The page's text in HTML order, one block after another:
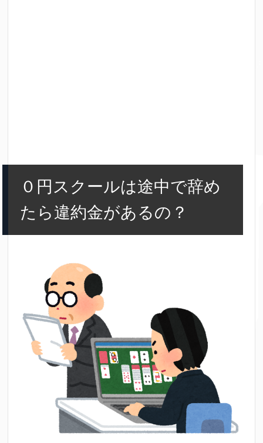
０円スクールは途中で辞め
たら違約金があるの？